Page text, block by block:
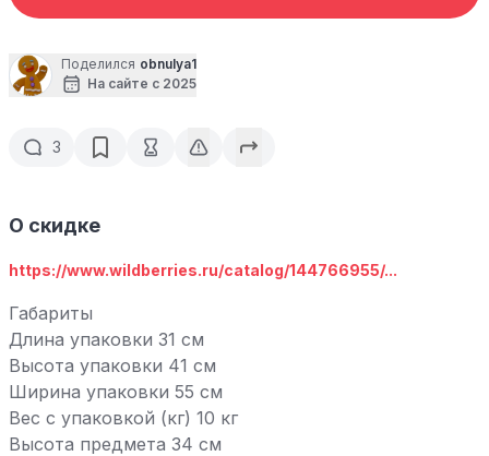
Поделился obnulya1
На сайте с 2025
3
О скидке
https://www.wildberries.ru/catalog/144766955/...
Габариты
Длина упаковки 31 см
Высота упаковки 41 см
Ширина упаковки 55 см
Вес с упаковкой (кг) 10 кг
Высота предмета 34 см